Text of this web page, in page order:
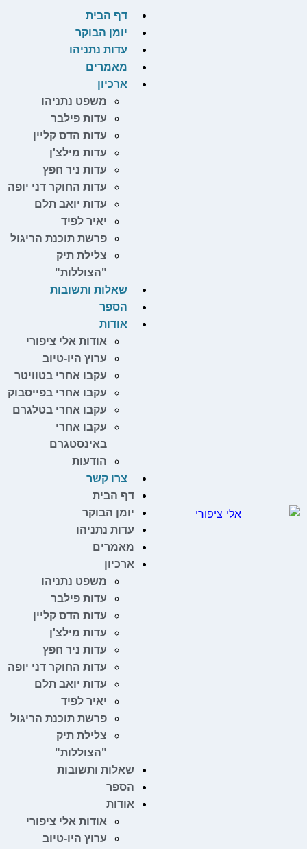
דף הבית
יומן הבוקר
עדות נתניהו
מאמרים
ארכיון
משפט נתניהו
עדות פילבר
עדות הדס קליין
עדות מילצ'ן
עדות ניר חפץ
עדות החוקר דני יופה
עדות יואב תלם
יאיר לפיד
פרשת תוכנת הריגול
צלילת תיק
"הצוללות"
שאלות ותשובות
הספר
אודות
אודות אלי ציפורי
ערוץ היו-טיוב
עקבו אחרי בטוויטר
עקבו אחרי בפייסבוק
עקבו אחרי בטלגרם
עקבו אחרי
באינסטגרם
הודעות
צרו קשר
דף הבית
יומן הבוקר
עדות נתניהו
מאמרים
ארכיון
משפט נתניהו
עדות פילבר
עדות הדס קליין
עדות מילצ'ן
עדות ניר חפץ
עדות החוקר דני יופה
עדות יואב תלם
יאיר לפיד
פרשת תוכנת הריגול
צלילת תיק
"הצוללות"
שאלות ותשובות
הספר
אודות
אודות אלי ציפורי
ערוץ היו-טיוב